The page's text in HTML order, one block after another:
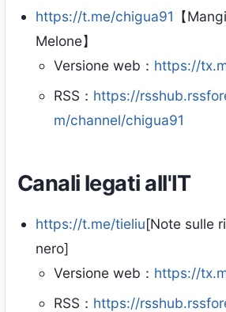
https://t.me/chigua91 【
Melone】
Versione web： https://
RSS： https://
m/channel/chigua91
Canali legati all'IT
https://t.me/tieliu[Note sulle
nero]
Versione web： https://
RSS： https://